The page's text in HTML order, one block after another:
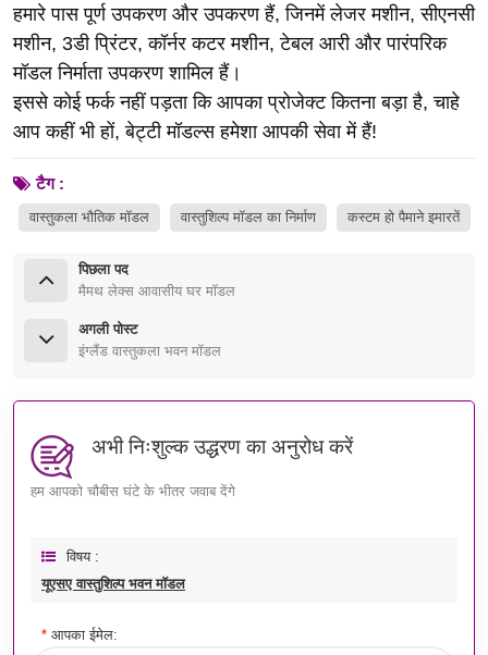
हमारे पास पूर्ण उपकरण और उपकरण हैं, जिनमें लेजर मशीन, सीएनसी
मशीन, 3डी प्रिंटर, कॉर्नर कटर मशीन, टेबल आरी और पारंपरिक
मॉडल निर्माता उपकरण शामिल हैं।
इससे कोई फर्क नहीं पड़ता कि आपका प्रोजेक्ट कितना बड़ा है, चाहे
आप कहीं भी हों, बेट्टी मॉडल्स हमेशा आपकी सेवा में हैं!
टैग :
वास्तुकला भौतिक मॉडल वास्तुशिल्प मॉडल का निर्माण कस्टम हो पैमाने इमारतें
पिछला पद
मैमथ लेक्स आवासीय घर मॉडल
अगली पोस्ट
इंग्लैंड वास्तुकला भवन मॉडल
अभी निःशुल्क उद्धरण का अनुरोध करें
हम आपको चौबीस घंटे के भीतर जवाब देंगे
विषय :
यूएसए वास्तुशिल्प भवन मॉडल
* आपका ईमेल: